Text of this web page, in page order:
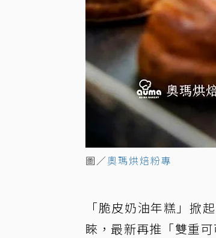
圖／奧瑪烘焙粉專
「脆皮奶油年糕」掀
睞，最新再推「雙重